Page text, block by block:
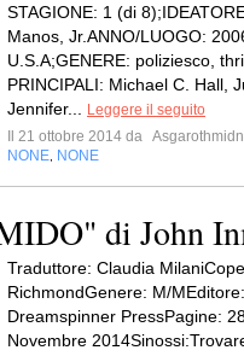
STAGIONE: 1 (di
Manos, Jr.ANNO/LUOGO:
U.S.A;GENERE: poliziesco,
PRINCIPALI: Michael C. Hall,
Jennifer...
Leggere il seguito
Il 21 ottobre 2014 da
NONE NONE
di John
Traduttore: Claudia
RichmondGenere: M/MEditore:
Dreamspinner PressPagine:
Novembre